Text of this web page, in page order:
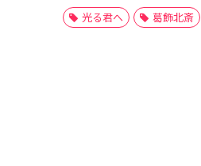
光る君へ
葛飾北斎